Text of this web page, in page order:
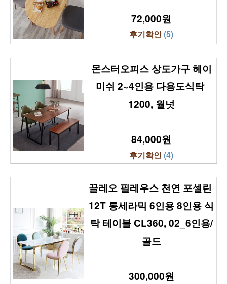
72,000원
후기확인 (5)
몬스터오피스 상도가구 헤이
미쉬 2~4인용 다용도식탁
1200, 월넛
84,000원
후기확인 (4)
끌레오 필레우스 천연 포셀린
12T 통세라믹 6인용 8인용 식
탁 테이블 CL360, 02_6인용/
골드
300,000원